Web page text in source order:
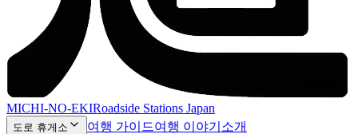
MICHI-NO-EKIRoadside Stations Japan
도로 휴게소 여행 가이드여행 이야기 소개